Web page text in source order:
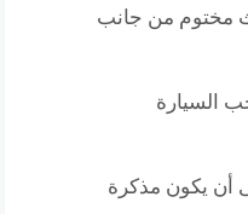
مختوم من جانب
السيارة
أن يكون مذكرة